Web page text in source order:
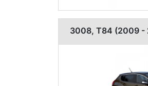
3008, T84 (2009 -